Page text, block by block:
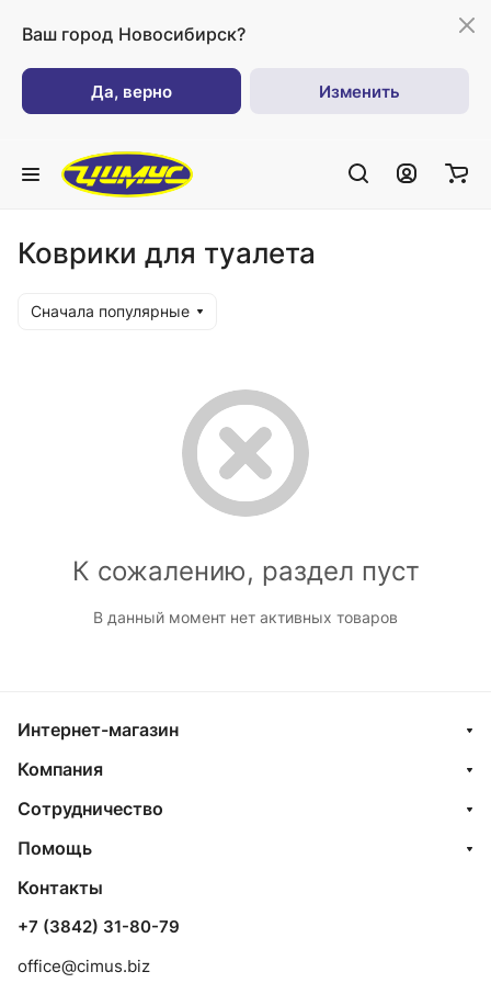
Ваш город Новосибирск?
Да, верно Изменить
Коврики для туалета
Сначала популярные
К сожалению, раздел пуст
В данный момент нет активных товаров
Интернет-магазин
Компания
Сотрудничество
Помощь
Контакты
+7 (3842) 31-80-79
office@cimus.biz